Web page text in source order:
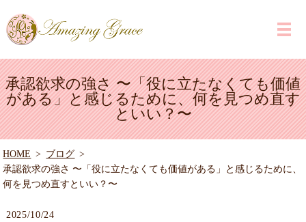
承認欲求の強さ 〜「役に立たなくても価値
がある」と感じるために、何を見つめ直す
といい？〜
HOME
ブログ
承認欲求の強さ 〜「役に立たなくても価値がある」と感じるために、
何を見つめ直すといい？〜
2025/10/24